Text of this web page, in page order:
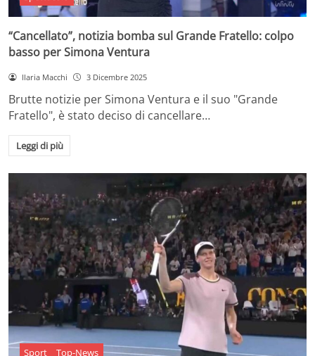
“Cancellato”, notizia bomba sul Grande Fratello: colpo
basso per Simona Ventura
Ilaria Macchi 3 Dicembre 2025
Brutte notizie per Simona Ventura e il suo "Grande
Fratello", è stato deciso di cancellare…
Leggi di più
Sport Top-News